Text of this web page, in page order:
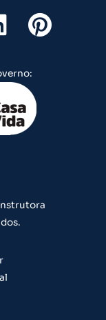
P
i
t